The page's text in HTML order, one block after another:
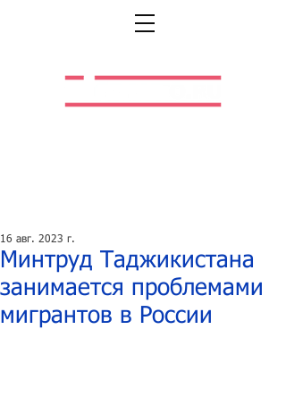
Минтруд Таджикистана
занимается проблемами
мигрантов в России
16 авг. 2023 г.